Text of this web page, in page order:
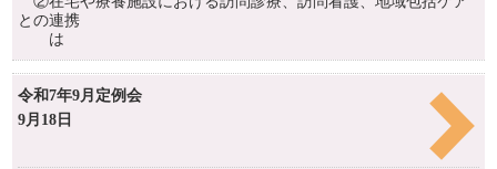
との連携
は
令和7年9月定例会
9月18日